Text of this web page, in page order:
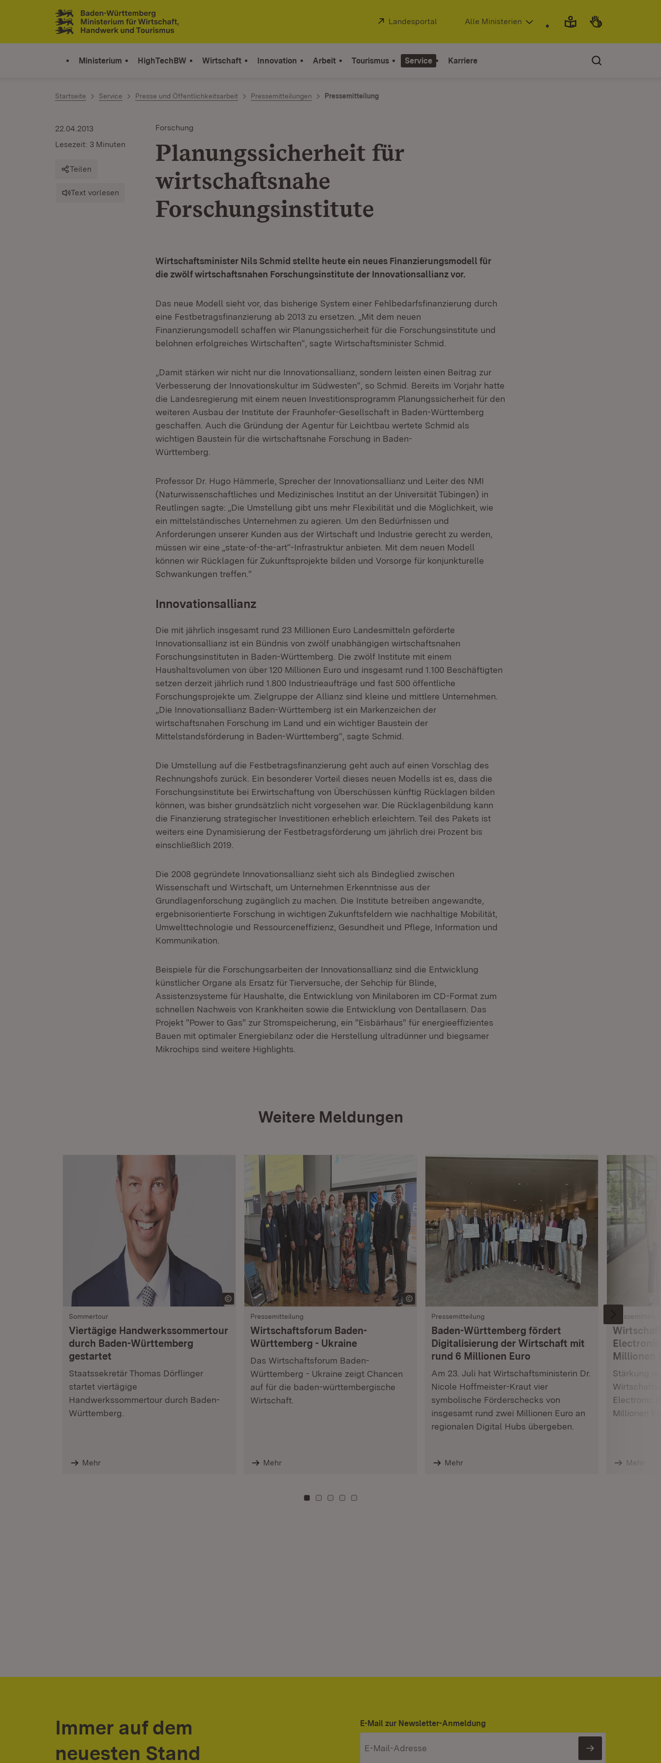
Zum Inhalt springen
Link zur Startseite
Extern:
Landesportal (Öffnet in neuem Fenster)
Alle Ministerien
Ministerium HighTechBW Wirtschaft Innovation Arbeit Tourismus Service Karriere
Startseite Service Presse und Öffentlichkeitsarbeit Pressemitteilungen Pressemitteilung
Forschung
Planungssicherheit für
wirtschaftsnahe
Forschungsinstitute
22.04.2013
Lesezeit: 3 Minuten
Teilen
Text vorlesen
Wirtschaftsminister Nils Schmid stellte heute ein neues Finanzierungsmodell für
die zwölf wirtschaftsnahen Forschungsinstitute der Innovationsallianz vor.
Das neue Modell sieht vor, das bisherige System einer Fehlbedarfsfinanzierung durch
eine Festbetragsfinanzierung ab 2013 zu ersetzen. „Mit dem neuen
Finanzierungsmodell schaffen wir Planungssicherheit für die Forschungsinstitute und
belohnen erfolgreiches Wirtschaften“, sagte Wirtschaftsminister Schmid.
„Damit stärken wir nicht nur die Innovationsallianz, sondern leisten einen Beitrag zur
Verbesserung der Innovationskultur im Südwesten“, so Schmid. Bereits im Vorjahr hatte
die Landesregierung mit einem neuen Investitionsprogramm Planungssicherheit für den
weiteren Ausbau der Institute der Fraunhofer-Gesellschaft in Baden-Württemberg
geschaffen. Auch die Gründung der Agentur für Leichtbau wertete Schmid als
wichtigen Baustein für die wirtschaftsnahe Forschung in Baden-
Württemberg.
Professor Dr. Hugo Hämmerle, Sprecher der Innovationsallianz und Leiter des NMI
(Naturwissenschaftliches und Medizinisches Institut an der Universität Tübingen) in
Reutlingen sagte: „Die Umstellung gibt uns mehr Flexibilität und die Möglichkeit, wie
ein mittelständisches Unternehmen zu agieren. Um den Bedürfnissen und
Anforderungen unserer Kunden aus der Wirtschaft und Industrie gerecht zu werden,
müssen wir eine „state-of-the-art“-Infrastruktur anbieten. Mit dem neuen Modell
können wir Rücklagen für Zukunftsprojekte bilden und Vorsorge für konjunkturelle
Schwankungen treffen.“
Innovationsallianz
Die mit jährlich insgesamt rund 23 Millionen Euro Landesmitteln geförderte
Innovationsallianz ist ein Bündnis von zwölf unabhängigen wirtschaftsnahen
Forschungsinstituten in Baden-Württemberg. Die zwölf Institute mit einem
Haushaltsvolumen von über 120 Millionen Euro und insgesamt rund 1.100 Beschäftigten
setzen derzeit jährlich rund 1.800 Industrieaufträge und fast 500 öffentliche
Forschungsprojekte um. Zielgruppe der Allianz sind kleine und mittlere Unternehmen.
„Die Innovationsallianz Baden-Württemberg ist ein Markenzeichen der
wirtschaftsnahen Forschung im Land und ein wichtiger Baustein der
Mittelstandsförderung in Baden-Württemberg“, sagte Schmid.
Die Umstellung auf die Festbetragsfinanzierung geht auch auf einen Vorschlag des
Rechnungshofs zurück. Ein besonderer Vorteil dieses neuen Modells ist es, dass die
Forschungsinstitute bei Erwirtschaftung von Überschüssen künftig Rücklagen bilden
können, was bisher grundsätzlich nicht vorgesehen war. Die Rücklagenbildung kann
die Finanzierung strategischer Investitionen erheblich erleichtern. Teil des Pakets ist
weiters eine Dynamisierung der Festbetragsförderung um jährlich drei Prozent bis
einschließlich 2019.
Die 2008 gegründete Innovationsallianz sieht sich als Bindeglied zwischen
Wissenschaft und Wirtschaft, um Unternehmen Erkenntnisse aus der
Grundlagenforschung zugänglich zu machen. Die Institute betreiben angewandte,
ergebnisorientierte Forschung in wichtigen Zukunftsfeldern wie nachhaltige Mobilität,
Umwelttechnologie und Ressourceneffizienz, Gesundheit und Pflege, Information und
Kommunikation.
Beispiele für die Forschungsarbeiten der Innovationsallianz sind die Entwicklung
künstlicher Organe als Ersatz für Tierversuche, der Sehchip für Blinde,
Assistenzsysteme für Haushalte, die Entwicklung von Minilaboren im CD-Format zum
schnellen Nachweis von Krankheiten sowie die Entwicklung von Dentallasern. Das
Projekt "Power to Gas" zur Stromspeicherung, ein "Eisbärhaus" für energieeffizientes
Bauen mit optimaler Energiebilanz oder die Herstellung ultradünner und biegsamer
Mikrochips sind weitere Highlights.
Weitere Meldungen
Sommertour
Viertägige Handwerkssommertour
durch Baden-Württemberg
gestartet
Staatssekretär Thomas Dörflinger
startet viertägige
Handwerkssommertour durch Baden-
Württemberg.
Mehr
Pressemitteilung
Wirtschaftsforum Baden-
Württemberg - Ukraine
Das Wirtschaftsforum Baden-
Württemberg - Ukraine zeigt Chancen
auf für die baden-württembergische
Wirtschaft.
Mehr
Pressemitteilung
Baden-Württemberg fördert
Digitalisierung der Wirtschaft mit
rund 6 Millionen Euro
Am 23. Juli hat Wirtschaftsministerin Dr.
Nicole Hoffmeister-Kraut vier
symbolische Förderschecks von
insgesamt rund zwei Millionen Euro an
regionalen Digital Hubs übergeben.
Mehr
Millionen
Stärkung
Electronic
Millionen
Mehr
Zu Kachel: 0
Zu Kachel: 3
Zu Kachel: 6
Zu Kachel: 9
Zu Kachel: 12
Immer auf dem
neuesten Stand
E-Mail zur Newsletter-Anmeldung
Newsletter